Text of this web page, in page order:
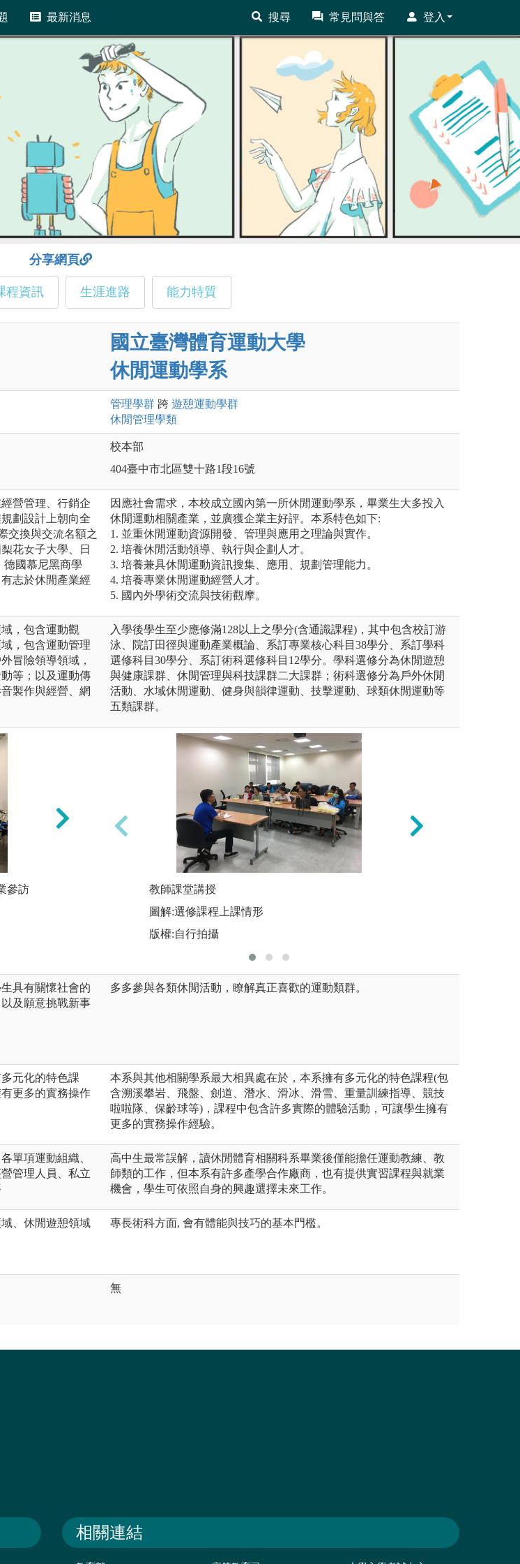
最新消息 搜尋 常見問與答 登入
分享網頁
程資訊 生涯進路 能力特質
國立臺灣體育運動大學
休閒運動學系
管理學群 跨 遊憩運動學群
休閒管理學類
校本部
404臺中市北區雙十路1段16號
營管理、行銷企
劃設計上朝向全
交換與交流名額之
花女子大學、日
德國慕尼黑商學
志於休閒產業經
因應社會需求，本校成立國內第一所休閒運動學系，畢業生大多投入
休閒運動相關產業，並廣獲企業主好評。本系特色如下:
1. 並重休閒運動資源開發、管理與應用之理論與實作。
2. 培養休閒活動領導、執行與企劃人才。
3. 培養兼具休閒運動資訊搜集、應用、規劃管理能力。
4. 培養專業休閒運動經營人才。
5. 國內外學術交流與技術觀摩。
，包含運動觀
，包含運動管理
冒險領導領域，
等；以及運動傳
製作與經營、網
入學後學生至少應修滿128以上之學分(含通識課程)，其中包含校訂游
泳、院訂田徑與運動產業概論、系訂專業核心科目38學分、系訂學科
選修科目30學分、系訂術科選修科目12學分。學科選修分為休閒遊憩
與健康課群、休閒管理與科技課群二大課群；術科選修分為戶外休閒
活動、水域休閒運動、健身與韻律運動、技擊運動、球類休閒運動等
五類課群。
參訪
未上傳圖片
教師課堂講授教師課堂講授
圖解:選修課程上課情形
版權:自行拍攝
具有關懷社會的
及願意挑戰新事
多多參與各類休閒活動，瞭解真正喜歡的運動類群。
元化的特色課
更多的實務操作
本系與其他相關學系最大相異處在於，本系擁有多元化的特色課程(包
含溯溪攀岩、飛盤、劍道、潛水、滑冰、滑雪、重量訓練指導、競技
啦啦隊、保齡球等)，課程中包含許多實際的體驗活動，可讓學生擁有
更多的實務操作經驗。
單項運動組織、
管理人員、私立
高中生最常誤解，讀休閒體育相關科系畢業後僅能擔任運動教練、教
師類的工作，但本系有許多產學合作廠商，也有提供實習課程與就業
機會，學生可依照自身的興趣選擇未來工作。
、休閒遊憩領域
專長術科方面, 會有體能與技巧的基本門檻。
無
相關連結